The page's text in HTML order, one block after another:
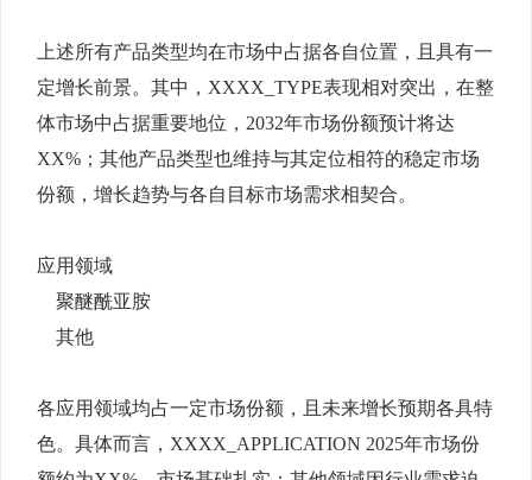
上述所有产品类型均在市场中占据各自位置，且具有一
定增长前景。其中，XXXX_TYPE表现相对突出，在整
体市场中占据重要地位，2032年市场份额预计将达
XX%；其他产品类型也维持与其定位相符的稳定市场
份额，增长趋势与各自目标市场需求相契合。
应用领域
聚醚酰亚胺
其他
各应用领域均占一定市场份额，且未来增长预期各具特
色。具体而言，XXXX_APPLICATION 2025年市场份